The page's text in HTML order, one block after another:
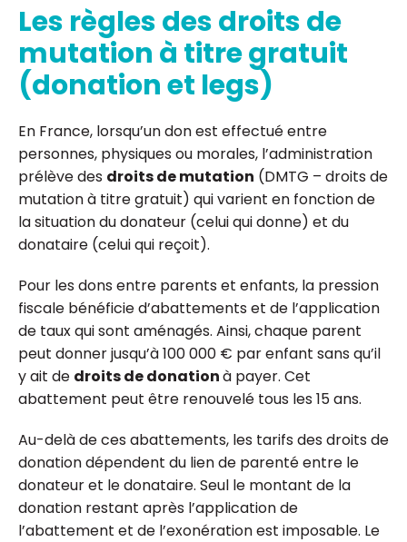
Les règles des droits de
mutation à titre gratuit
(donation et legs)
En France, lorsqu’un don est effectué entre
personnes, physiques ou morales, l’administration
prélève des droits de mutation (DMTG – droits de
mutation à titre gratuit) qui varient en fonction de
la situation du donateur (celui qui donne) et du
donataire (celui qui reçoit).
Pour les dons entre parents et enfants, la pression
fiscale bénéficie d’abattements et de l’application
de taux qui sont aménagés. Ainsi, chaque parent
peut donner jusqu’à 100 000 € par enfant sans qu’il
y ait de droits de donationà payer. Cet
abattement peut être renouvelé tous les 15 ans.
Au-delà de ces abattements, les tarifs des droits de
donation dépendent du lien de parenté entre le
donateur et le donataire. Seul le montant de la
donation restant après l’application de
l’abattement et de l’exonération est imposable. Le